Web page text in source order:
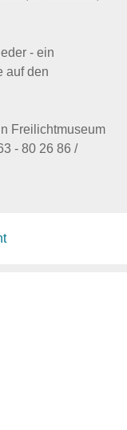
- ein
auf den
Freilichtmuseum
- 80 26 86 /